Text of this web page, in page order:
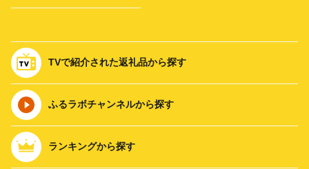
TVで紹介された返礼品から探す
ふるラボチャンネルから探す
ランキングから探す